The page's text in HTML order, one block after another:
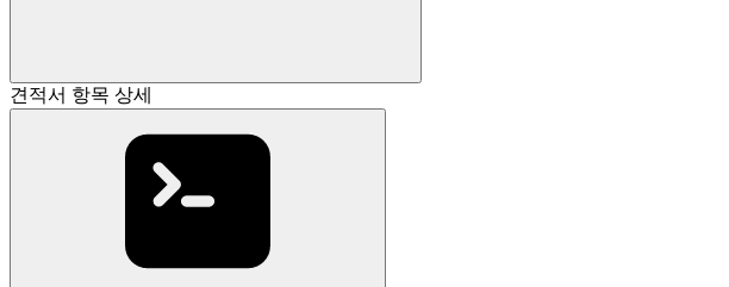
견적서 항목 상세